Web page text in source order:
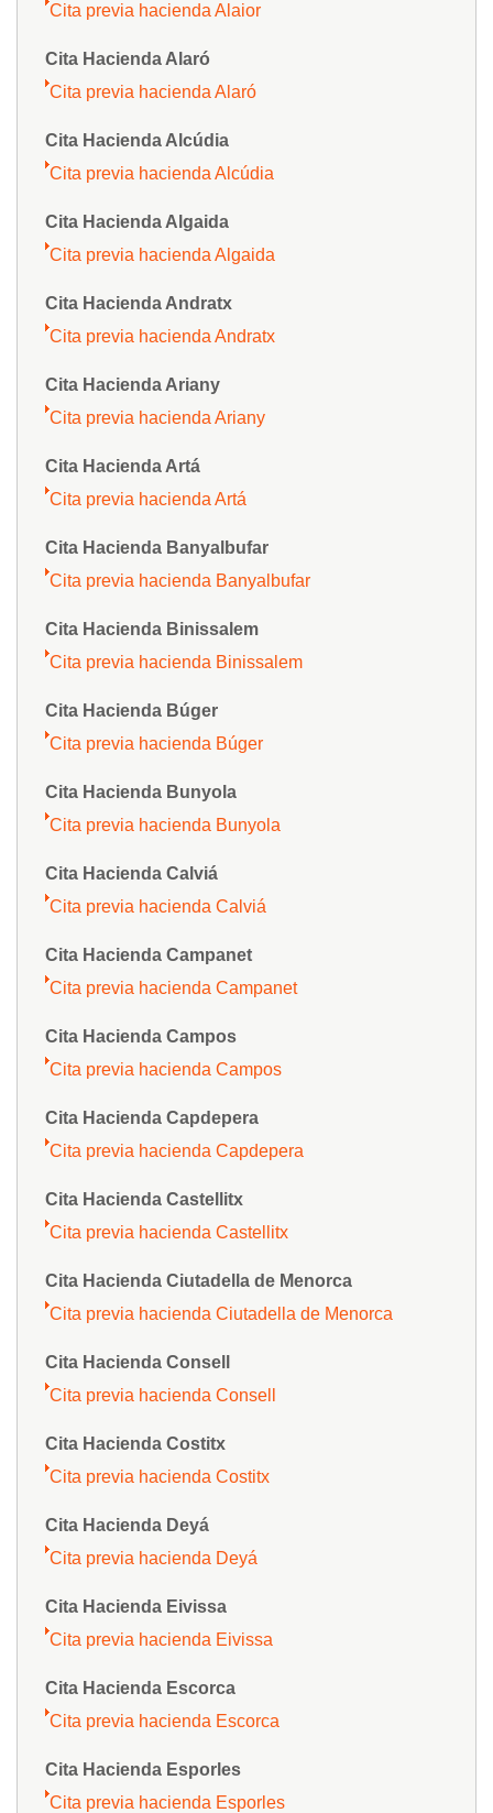
Cita previa hacienda Alaior
Cita Hacienda Alaró
Cita previa hacienda Alaró
Cita Hacienda Alcúdia
Cita previa hacienda Alcúdia
Cita Hacienda Algaida
Cita previa hacienda Algaida
Cita Hacienda Andratx
Cita previa hacienda Andratx
Cita Hacienda Ariany
Cita previa hacienda Ariany
Cita Hacienda Artá
Cita previa hacienda Artá
Cita Hacienda Banyalbufar
Cita previa hacienda Banyalbufar
Cita Hacienda Binissalem
Cita previa hacienda Binissalem
Cita Hacienda Búger
Cita previa hacienda Búger
Cita Hacienda Bunyola
Cita previa hacienda Bunyola
Cita Hacienda Calviá
Cita previa hacienda Calviá
Cita Hacienda Campanet
Cita previa hacienda Campanet
Cita Hacienda Campos
Cita previa hacienda Campos
Cita Hacienda Capdepera
Cita previa hacienda Capdepera
Cita Hacienda Castellitx
Cita previa hacienda Castellitx
Cita Hacienda Ciutadella de Menorca
Cita previa hacienda Ciutadella de Menorca
Cita Hacienda Consell
Cita previa hacienda Consell
Cita Hacienda Costitx
Cita previa hacienda Costitx
Cita Hacienda Deyá
Cita previa hacienda Deyá
Cita Hacienda Eivissa
Cita previa hacienda Eivissa
Cita Hacienda Escorca
Cita previa hacienda Escorca
Cita Hacienda Esporles
Cita previa hacienda Esporles